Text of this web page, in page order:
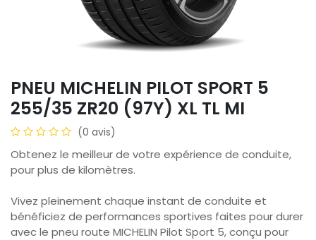
PNEU MICHELIN PILOT SPORT 5
255/35 ZR20 (97Y) XL TL MI
(0 avis)
Obtenez le meilleur de votre expérience de conduite,
pour plus de kilomètres.
Vivez pleinement chaque instant de conduite et
bénéficiez de performances sportives faites pour durer
avec le pneu route MICHELIN Pilot Sport 5, conçu pour